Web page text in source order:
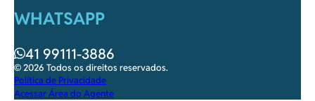
WHATSAPP
41 99111-3886
© 2026 Todos os direitos reservados.
Política de Privacidade
Acessar Área do Agente